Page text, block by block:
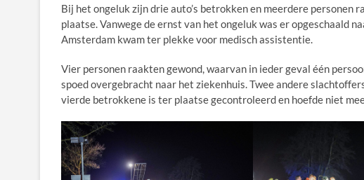
Bij het ongeluk zijn drie auto’s betrokken en meerdere personen
plaatse. Vanwege de ernst van het ongeluk was er opgeschaald
Amsterdam kwam ter plekke voor medisch assistentie.
Vier personen raakten gewond, waarvan in ieder geval één
spoed overgebracht naar het ziekenhuis. Twee andere
vierde betrokkene is ter plaatse gecontroleerd en hoefde niet